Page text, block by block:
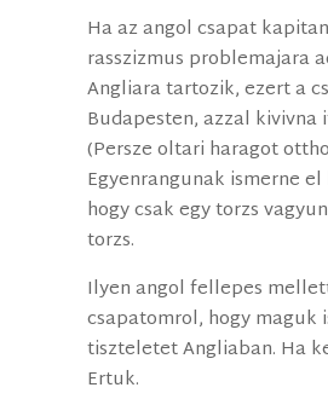
Ha az angol csapat
rasszizmus problemajara
Angliara tartozik, ezert a
Budapesten, azzal
(Persze oltari haragot
Egyenrangunak ismerne
hogy csak egy torzs
torzs.
Ilyen angol fellepes
csapatomrol, hogy maguk
tiszteletet Angliaban. Ha
Ertuk.